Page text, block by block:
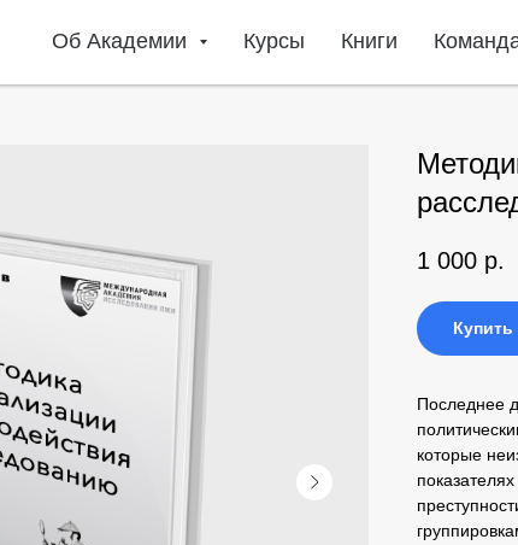
Об Академии Курсы Книги
1 000 р.
Купить
Последнее
которые